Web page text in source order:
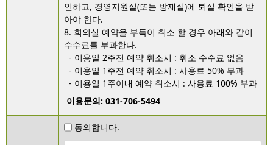
인하고, 경영지원실(또는 방재실)에 퇴실 확인을 받
아야 한다.
8. 회의실 예약을 부득이 취소 할 경우 아래와 같이
수수료를 부과한다.
  - 이용일 1주이내 예약 취소시 : 사용료 100% 부과
이용문의: 031-706-5494
동의합니다.